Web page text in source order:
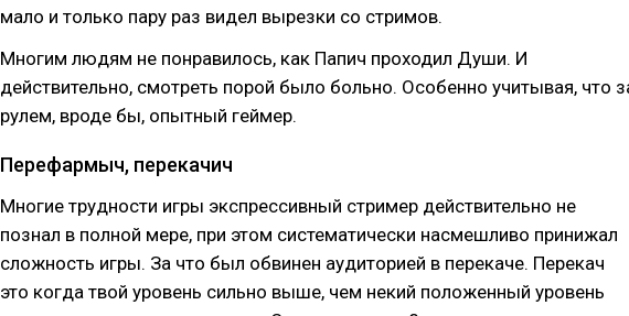
мало и только пару раз видел вырезки со стримов.
Многим людям не понравилось, как Папич проходил Души. И
действительно, смотреть порой было больно. Особенно учитывая, что
рулем, вроде бы, опытный геймер.
Перефармыч, перекачич
Многие трудности игры экспрессивный стример действительно не
познал в полной мере, при этом систематически насмешливо принижал
сложность игры. За что был обвинен аудиторией в перекаче. Перекач
это когда твой уровень сильно выше, чем некий положенный уровень